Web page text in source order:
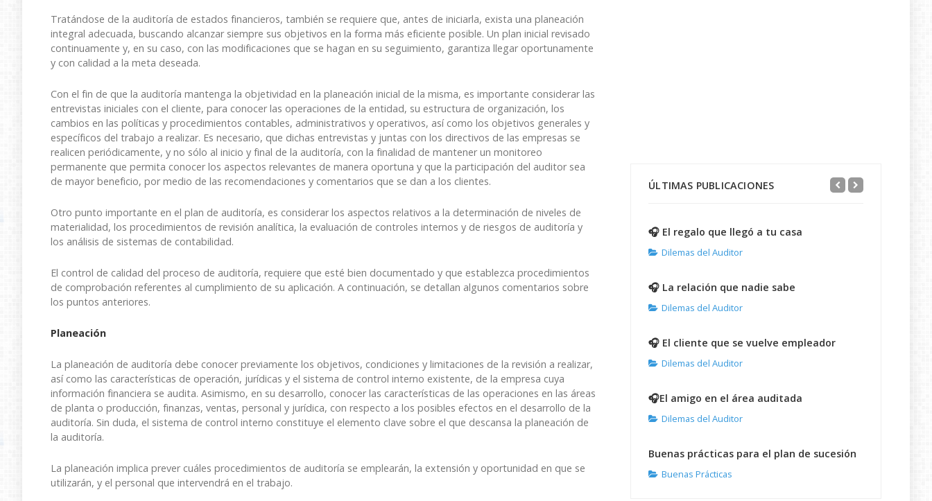
Tratándose de la auditoría de estados financieros, también se requiere que, antes de iniciarla, exista una planeación
integral adecuada, buscando alcanzar siempre sus objetivos en la forma más eficiente posible. Un plan inicial revisado
continuamente y, en su caso, con las modificaciones que se hagan en su seguimiento, garantiza llegar oportunamente
y con calidad a la meta deseada.
Con el fin de que la auditoría mantenga la objetividad en la planeación inicial de la misma, es importante considerar las
entrevistas iniciales con el cliente, para conocer las operaciones de la entidad, su estructura de organización, los
cambios en las políticas y procedimientos contables, administrativos y operativos, así como los objetivos generales y
específicos del trabajo a realizar. Es necesario, que dichas entrevistas y juntas con los directivos de las empresas se
realicen periódicamente, y no sólo al inicio y final de la auditoría, con la finalidad de mantener un monitoreo
permanente que permita conocer los aspectos relevantes de manera oportuna y que la participación del auditor sea
de mayor beneficio, por medio de las recomendaciones y comentarios que se dan a los clientes.
Otro punto importante en el plan de auditoría, es considerar los aspectos relativos a la determinación de niveles de
materialidad, los procedimientos de revisión analítica, la evaluación de controles internos y de riesgos de auditoría y
los análisis de sistemas de contabilidad.
El control de calidad del proceso de auditoría, requiere que esté bien documentado y que establezca procedimientos
de comprobación referentes al cumplimiento de su aplicación. A continuación, se detallan algunos comentarios sobre
los puntos anteriores.
Planeación
La planeación de auditoría debe conocer previamente los objetivos, condiciones y limitaciones de la revisión a realizar,
así como las características de operación, jurídicas y el sistema de control interno existente, de la empresa cuya
información financiera se audita. Asimismo, en su desarrollo, conocer las características de las operaciones en las áreas
de planta o producción, finanzas, ventas, personal y jurídica, con respecto a los posibles efectos en el desarrollo de la
auditoría. Sin duda, el sistema de control interno constituye el elemento clave sobre el que descansa la planeación de
la auditoría.
La planeación implica prever cuáles procedimientos de auditoría se emplearán, la extensión y oportunidad en que se
utilizarán, y el personal que intervendrá en el trabajo.
ÚLTIMAS PUBLICACIONES
🎧 El regalo que llegó a tu casa
Dilemas del Auditor
🎧 La relación que nadie sabe
Dilemas del Auditor
🎧 El cliente que se vuelve empleador
Dilemas del Auditor
🎧El amigo en el área auditada
Dilemas del Auditor
Buenas prácticas para el plan de sucesión
Buenas Prácticas